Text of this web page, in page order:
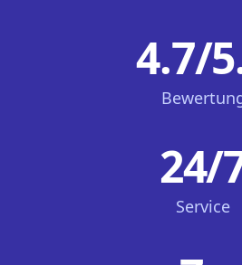
4.7/
Service
24/